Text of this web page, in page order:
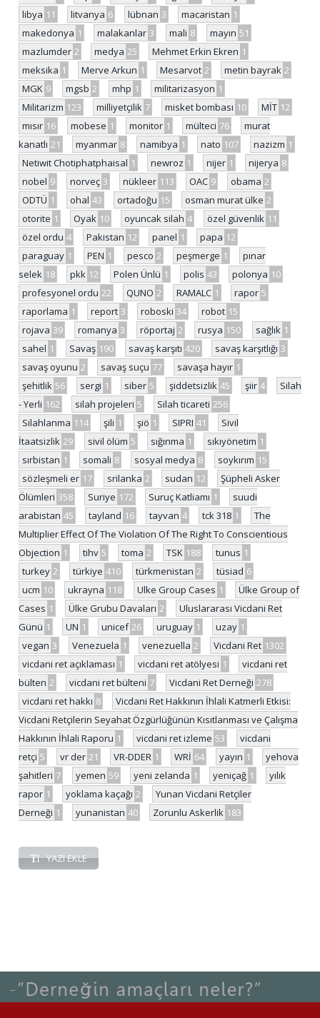
libya 11 litvanya 6 lübnan 3 macaristan 1
makedonya 1 malakanlar 3 mali 8 mayın 51
mazlumder 2 medya 25 Mehmet Erkin Ekren 1
meksika 1 Merve Arkun 1 Mesarvot 2 metin bayrak 2
MGK 9 mgsb 2 mhp 1 militarizasyon 1
Militarizm 123 milliyetçilik 7 misket bombası 10 MİT 12
mısır 16 mobese 1 monitor 1 mülteci 76
murat
kanatlı 21 myanmar 8 namibya 1 nato 107 nazizm 1
Netiwit Chotiphatphaisal 1 newroz 1 nijer 1 nijerya 8
nobel 9 norveç 3 nükleer 113 OAC 9 obama 2
ODTÜ 1 ohal 43 ortadoğu 15 osman murat ülke 2
otorite 1 Oyak 10 oyuncak silah 4 özel güvenlik 11
özel ordu 4 Pakistan 12 panel 1 papa 12
paraguay 1 PEN 1 pesco 2 peşmerge 1
pınar
selek 18 pkk 12 Polen Ünlü 1 polis 43 polonya 10
profesyonel ordu 22 QUNO 2 RAMALC 1 rapor 5
raporlama 1 report 3 roboski 34 robot 15
rojava 39 romanya 3 röportaj 2 rusya 150 sağlık 1
sahel 1 Savaş 190 savaş karşıtı 420 savaş karşıtlığı 3
savaş oyunu 2 savaş suçu 77 savaşa hayır 1
şehitlik 56 sergi 1 siber 5 şiddetsizlik 45 şiir 4
Silah
- Yerli 162 silah projeleri 5 Silah ticareti 256
Silahlanma 114 şili 1 şiö 1 SIPRI 41
Sivil
İtaatsizlik 29 sivil ölüm 5 sığınma 1 sıkıyönetim 1
sırbistan 1 somali 8 sosyal medya 8 soykırım 15
sözleşmeli er 17 srilanka 2 sudan 12
Şüpheli Asker
Ölümleri 358 Suriye 172 Suruç Katliamı 1
suudi
arabistan 45 tayland 16 tayvan 4 tck 318 1
The
Multiplier Effect Of The Violation Of The Right To Conscientious
Objection 1 tihv 5 toma 2 TSK 188 tunus 1
turkey 2 türkiye 410 türkmenistan 2 tüsiad 6
ucm 10 ukrayna 118 Ulke Group Cases 1
Ülke Group of
Cases 1 Ülke Grubu Davaları 2
Uluslararası Vicdani Ret
Günü 1 UN 1 unicef 26 uruguay 1 uzay 1
vegan 3 Venezuela 1 venezuella 2 Vicdani Ret 1302
vicdani ret açıklaması 1 vicdani ret atölyesi 1
vicdani ret
bülten 2 vicdani ret bülteni 7 Vicdani Ret Derneği 278
vicdani ret hakkı 8
Vicdani Ret Hakkının İhlali Katmerli Etkisi:
Vicdani Retçilerin Seyahat Özgürlüğünün Kısıtlanması ve Çalışma
Hakkının İhlali Raporu 1 vicdani ret izleme 53
vicdani
retçi 5 vr der 21 VR-DDER 1 WRİ 64 yayın 1
yehova
şahitleri 7 yemen 59 yeni zelanda 1 yeniçağ 1
yılık
rapor 1 yoklama kaçağı 2
Yunan Vicdani Retçiler
Derneği 1 yunanistan 40 Zorunlu Askerlik 183
YAZI EKLE